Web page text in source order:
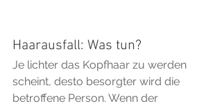
Haarausfall: Was tun?
Je lichter das Kopfhaar zu werden
scheint, desto besorgter wird die
betroffene Person. Wenn der